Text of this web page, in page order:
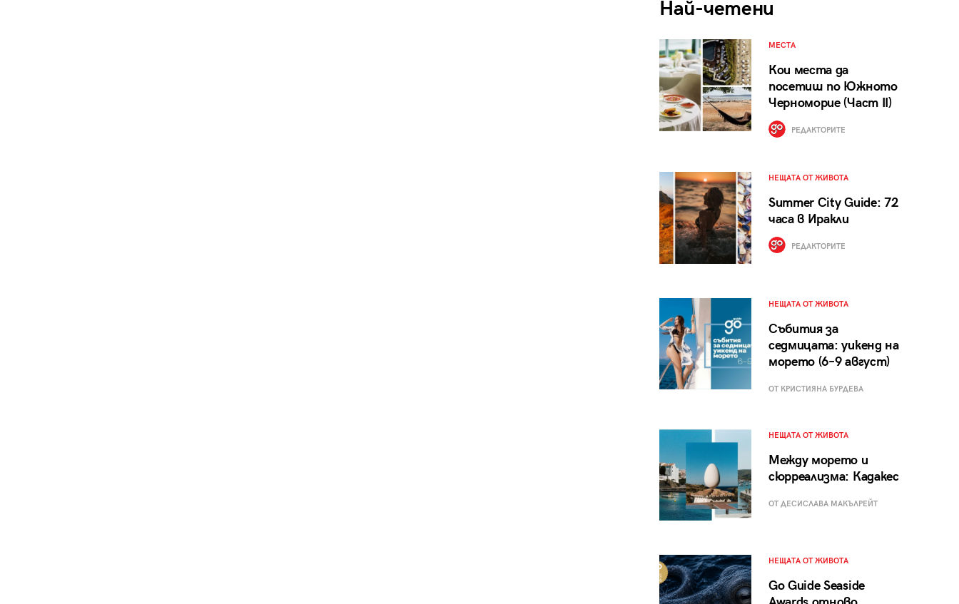
Най-четени
МЕСТА
Кои места да
посетиш по Южното
Черноморие (Част II)
РЕДАКТОРИТЕ
НЕЩАТА ОТ ЖИВОТА
Summer City Guide: 72
часа в Иракли
РЕДАКТОРИТЕ
НЕЩАТА ОТ ЖИВОТА
Събития за
седмицата: уикенд на
морето (6–9 август)
ОТ КРИСТИЯНА БУРДЕВА
НЕЩАТА ОТ ЖИВОТА
Между морето и
сюрреализма: Кадакес
ОТ ДЕСИСЛАВА МАКЪЛРЕЙТ
НЕЩАТА ОТ ЖИВОТА
Go Guide Seaside